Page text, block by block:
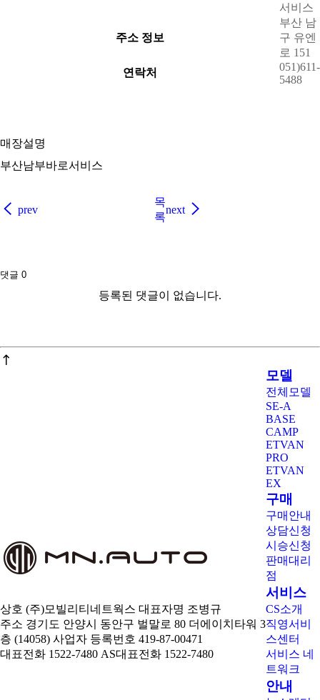
서비스
주소 정보
부산 남
구 유엔
로 151
연락처
051)611-
5488
매장설명
부산남부바로서비스
prev
목
록
next
댓글 0
등록된 댓글이 없습니다.
상호 (주)모빌리티네트웍스 대표자명 조병규
주소 경기도 안양시 동안구 벌말로 80 더에이치타워 3
층 (14058) 사업자 등록번호 419-87-00471
대표전화 1522-7480 AS대표전화 1522-7480
모델
전체모델
SE-A
BASE
CAMP
ETVAN
PRO
ETVAN
EX
구매
구매안내
상담신청
시승신청
판매대리
점
서비스
CS소개
직영서비
스센터
서비스 네
트워크
안내